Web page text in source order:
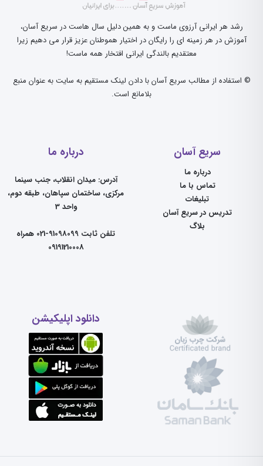
رشد هر ایرانی آرزوی ماست و به همین دلیل سال هاست در سریع آسان،
آموزش در هر زمینه ای را رایگان در اختیار هموطنان عزیز قرار می دهیم زیرا
معتقدیم بالندگی ایرانی افتخار همه ماست!
© استفاده از مطالب سریع آسان با دادن لینک مستقیم به سایت به عنوان منبع
بلامانع است.
سریع آسان
درباره ما
تماس با ما
تبلیغات
تدریس در سریع آسان
بلاگ
درباره ما
آدرس: میدان انقلاب، جنب سینما
مرکزی، ساختمان سپاهان، طبقه دوم،
واحد 3
تلفن ثابت 91098099-021 همراه
09191210008
دانلود اپلیکیشن